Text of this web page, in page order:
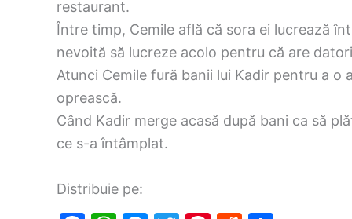
restaurant.
Între timp, Cemile află că sora ei lucrează
nevoită să lucreze acolo pentru că are
Atunci Cemile fură banii lui Kadir pentru a o
oprească.
Când Kadir merge acasă după bani ca să
ce s-a întâmplat.
Distribuie pe: